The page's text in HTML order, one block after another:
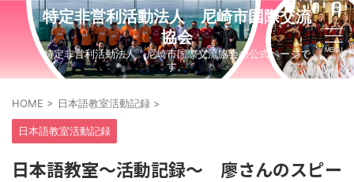
特定非営利活動法人 尼崎市国際交流
協会
特定非営利活動法人 尼崎市国際交流協会の公式ページで
す。
HOME > 日本語教室活動記録 >
日本語教室活動記録
日本語教室～活動記録～ 廖さんのスピー